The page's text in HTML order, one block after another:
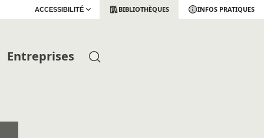
ACCESSIBILITÉ BIBLIOTHÈQUES INFOS PRATIQUES
Entreprises